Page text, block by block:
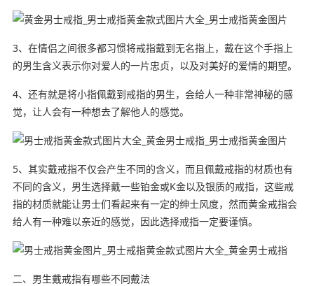
3、在情侣之间很多都习惯将戒指戴到无名指上，戴在这个手指上
的男生含义表示你对爱人的一片忠贞，以及对美好的爱情的期望。
4、还有就是将小指佩戴到戒指的男生，会给人一种非常神秘的感
觉，让人会有一种想去了解他人的感觉。
5、其实戴戒指不仅会产生不同的含义，而且佩戴戒指的材质也有
不同的含义，男生选择戴一些铂金或K金以及银质的戒指，这些戒
指的材质就能让男士们看起来有一定的绅士风度，然而黄金戒指会
给人有一种难以亲近的感觉，因此选择戒指一定要谨慎。
二、男生戴戒指有哪些不同戴法